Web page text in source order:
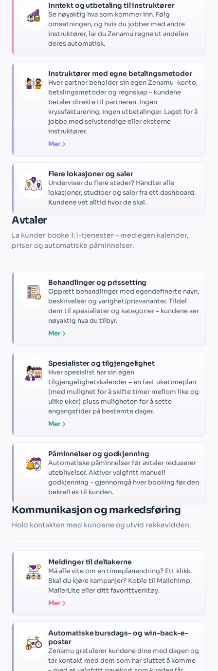
Inntekt og utbetaling til instruktører
Se nøyaktig hva som kommer inn. Følg
omsetningen, og hvis du jobber med andre
instruktører, lar du Zenamu regne ut andelen
deres automatisk.
Instruktører med egne betalingsmetoder
Hver partner beholder sin egen Zenamu-konto,
betalingsmetoder og regnskap – kundene
betaler direkte til partneren. Ingen
kryssfakturering, ingen utbetalinger. Laget for å
jobbe med selvstendige eller eksterne
instruktører.
Mer
Flere lokasjoner og saler
Underviser du flere steder? Håndter alle
lokasjoner, studioer og saler fra ett dashboard.
Kundene vet alltid hvor de skal.
Avtaler
La kunder booke 1:1-tjenester – med egen kalender,
priser og automatiske påminnelser.
Behandlinger og prissetting
Opprett behandlinger med egendefinerte navn,
beskrivelser og varighet/prisvarianter. Tildel
dem til spesialister og kategorier – kundene ser
nøyaktig hva du tilbyr.
Mer
Spesialister og tilgjengelighet
Hver spesialist har sin egen
tilgjengelighetskalender – en fast uketimeplan
(med mulighet for å skifte timer mellom like og
ulike uker) pluss muligheten for å sette
engangstider på bestemte dager.
Mer
Påminnelser og godkjenning
Automatiske påminnelser før avtaler reduserer
uteblivelser. Aktiver valgfritt manuell
godkjenning – gjennomgå hver booking før den
bekreftes til kunden.
Kommunikasjon og markedsføring
Hold kontakten med kundene og utvid rekkevidden.
Meldinger til deltakerne
Må alle vite om en timeplanendring? Ett klikk.
Skal du kjøre kampanjer? Koble til Mailchimp,
MailerLite eller ditt favorittverktøy.
Mer
Automatiske bursdags- og win-back-e-
poster
Zenamu gratulerer kundene dine med dagen og
tar kontakt med dem som har sluttet å komme